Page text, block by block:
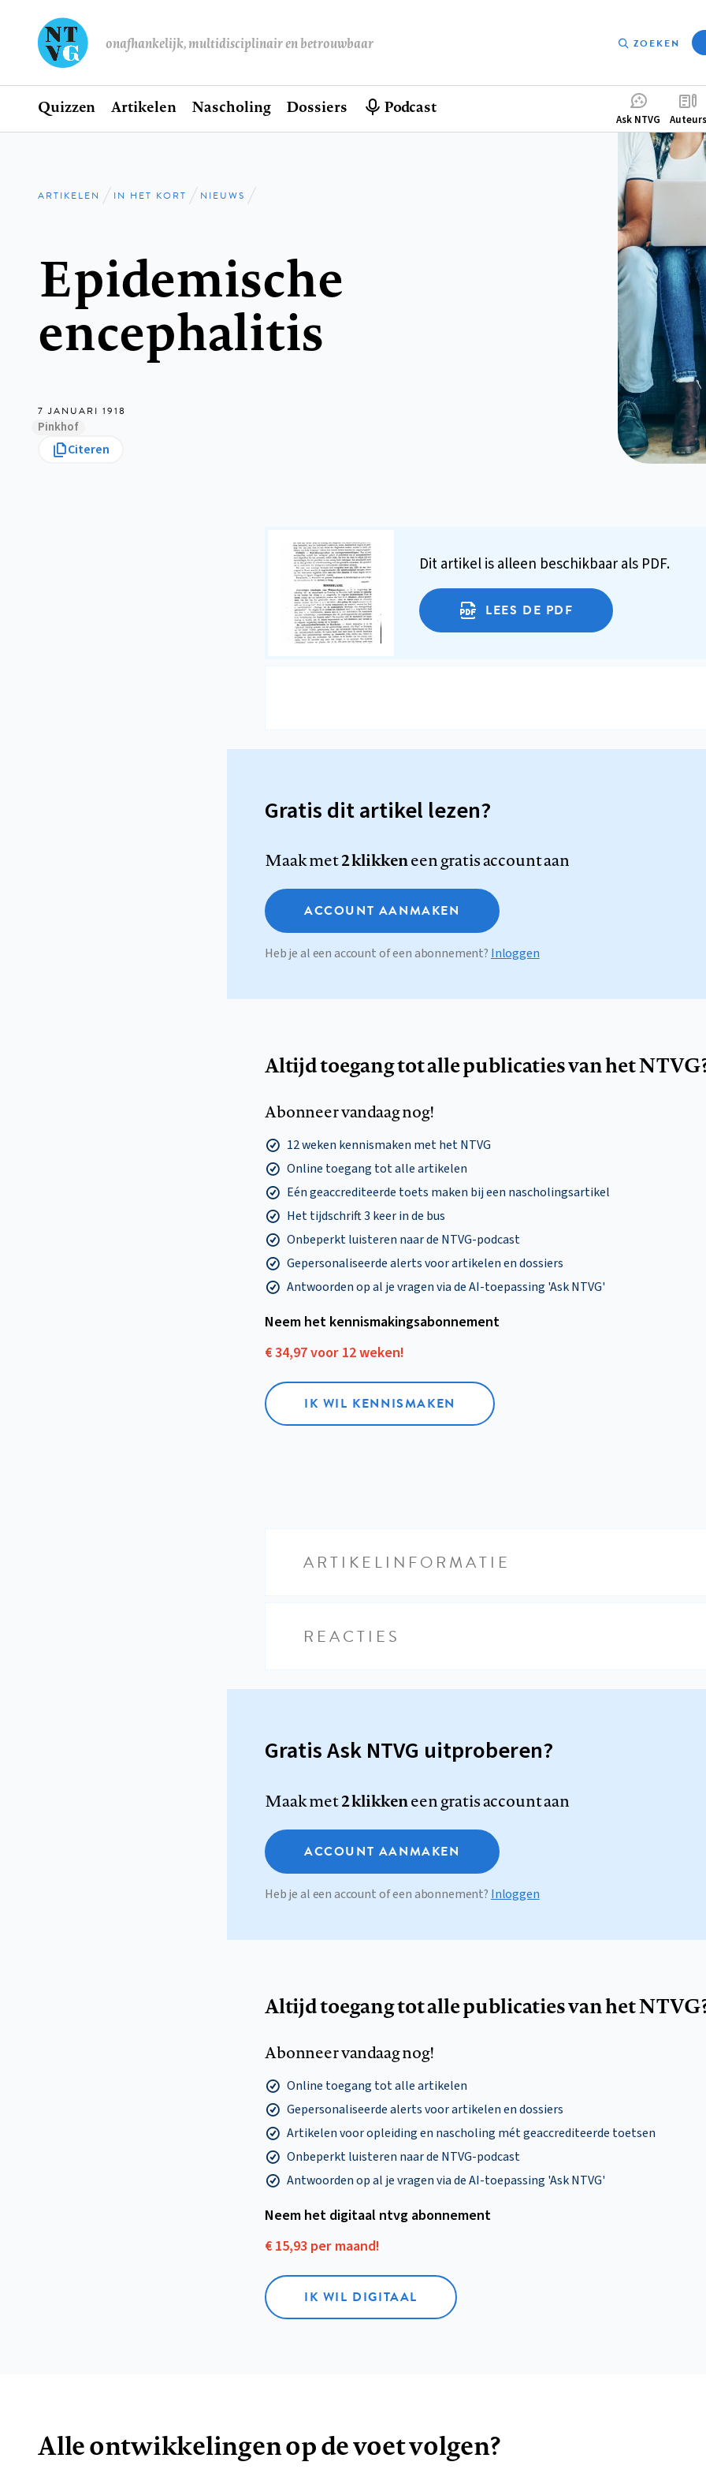
onafhankelijk, multidisciplinair en betrouwbaar ZOEKEN
Hoofdnavigatie
Home
Quizzen Artikelen Nascholing Dossiers Podcast
menu
Ask NTVG Auteurs
Kruimelpad
ARTIKELEN IN HET KORT NIEUWS
Epidemische
encephalitis
7 JANUARI 1918
Pinkhof
Citeren
Dit artikel is alleen beschikbaar als PDF.
LEES DE PDF
Gratis dit artikel lezen?
Maak met2 klikkeneen gratis account aan
ACCOUNT AANMAKEN
Heb je al een account of een abonnement? Inloggen
Altijd toegang tot alle publicaties van het
Abonneer vandaag nog!
12 weken kennismaken met het NTVG
Online toegang tot alle artikelen
Eén geaccrediteerde toets maken bij een nascholingsartikel
Het tijdschrift 3 keer in de bus
Onbeperkt luisteren naar de NTVG-podcast
Gepersonaliseerde alerts voor artikelen en dossiers
Antwoorden op al je vragen via de AI-toepassing 'Ask NTVG'
Neem het kennismakings­abonnement
€ 34,97 voor 12 weken!
IK WIL KENNISMAKEN
ARTIKELINFORMATIE
REACTIES
Gratis Ask NTVG uitproberen?
Maak met2 klikkeneen gratis account aan
ACCOUNT AANMAKEN
Heb je al een account of een abonnement? Inloggen
Altijd toegang tot alle publicaties van het
Abonneer vandaag nog!
Online toegang tot alle artikelen
Gepersonaliseerde alerts voor artikelen en dossiers
Artikelen voor opleiding en nascholing mét geaccrediteerde toetsen
Onbeperkt luisteren naar de NTVG-podcast
Antwoorden op al je vragen via de AI-toepassing 'Ask NTVG'
Neem het digitaal ntvg abonnement
€ 15,93 per maand!
IK WIL DIGITAAL
Alle ontwikkelingen op de voet volgen?